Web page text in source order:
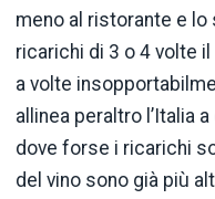
meno al ristorante e lo
ricarichi di 3 o 4 volte
a volte
allinea peraltro l’Italia
dove forse i ricarichi
del vino sono già più